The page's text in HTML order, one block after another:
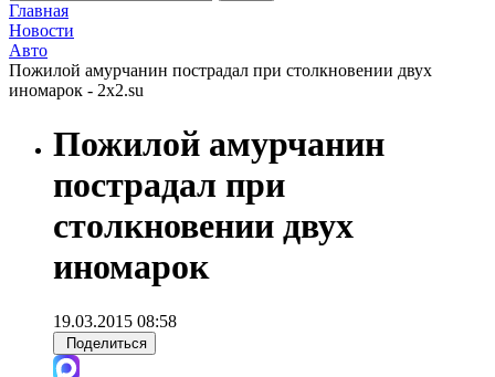
Главная
Новости
Авто
Пожилой амурчанин пострадал при столкновении двух
иномарок - 2x2.su
Пожилой амурчанин
пострадал при
столкновении двух
иномарок
19.03.2015 08:58
Поделиться